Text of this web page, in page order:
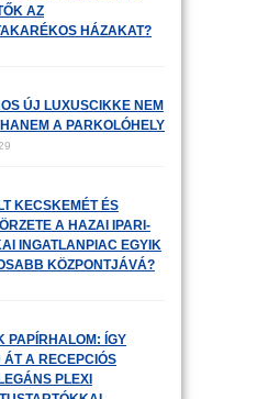
AZ
HÁZAKAT?
ÚJ LUXUSCIKKE NEM
A PARKOLÓHELY
KECSKEMÉT ÉS
A HAZAI IPARI-
INGATLANPIAC EGYIK
KÖZPONTJÁVÁ?
PAPÍRHALOM: ÍGY
A RECEPCIÓS
PLEXI